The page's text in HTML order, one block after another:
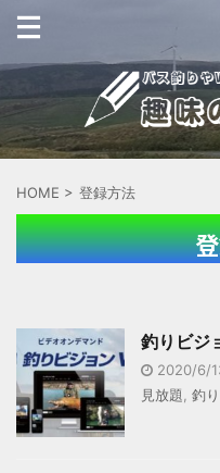
HOME > 登録方法
釣りビジ
2020/6/
見放題
釣